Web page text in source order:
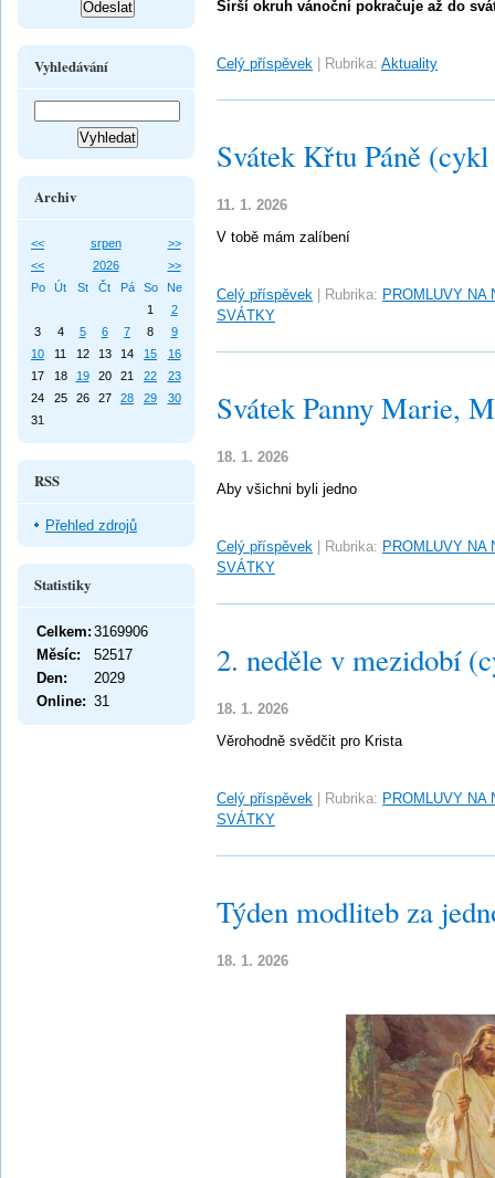
Širší okruh vánoční pokračuje až do
Celý příspěvek Rubrika: Aktuality
Svátek Křtu Páně
11. 1. 2026
V tobě mám zalíbení
Celý příspěvek Rubrika: PROMLUVY NA
SVÁTKY
Svátek Panny Marie,
18. 1. 2026
Aby všichni byli jedno
Celý příspěvek Rubrika: PROMLUVY NA
SVÁTKY
2. neděle v mezidobí
18. 1. 2026
Věrohodně svědčit pro Krista
Celý příspěvek Rubrika: PROMLUVY NA
SVÁTKY
Týden modliteb za
18. 1. 2026
Vyhledávání
Archiv
<< srpen
>>
<<
2026
>>
Po
Út St Čt Pá So
Ne
1
2
3
4 5 6 7 8
9
10
11 12 13 14 15
16
17
18 19 20 21 22
23
24
25 26 27 28 29
30
31
RSS
Přehled zdrojů
Statistiky
Online: 31
Celkem: 3169906
Měsíc:
52517
Den:
2029